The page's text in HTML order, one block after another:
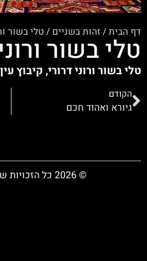
דף הבית/זהות בשניים /טלי בשור
טלי בשור
טלי בשור ורוני דרורי, קיבוץ עין
הקודם
גיורא ואהוד חכם
© 2026 כל הזכויות שמורות לשי אלוני